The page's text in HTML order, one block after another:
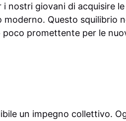
nostri giovani di acquisire
Questo squilibrio
promettente per le
un impegno collettivo.